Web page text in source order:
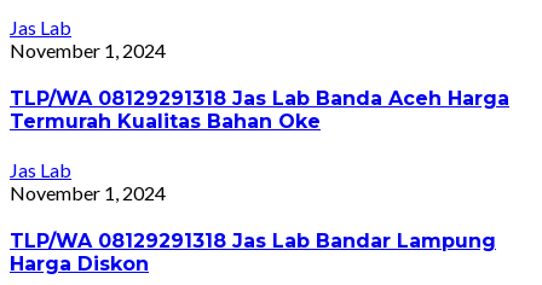
Jas Lab
November 1, 2024
TLP/WA 08129291318 Jas Lab Banda Aceh Harga
Termurah Kualitas Bahan Oke
Jas Lab
November 1, 2024
TLP/WA 08129291318 Jas Lab Bandar Lampung
Harga Diskon